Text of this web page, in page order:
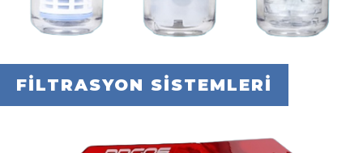
FİLTRASYON SİSTEMLERİ